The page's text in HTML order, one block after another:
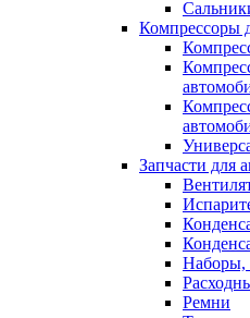
Компрессоры
Запчасти для
Наборы,
Ремни